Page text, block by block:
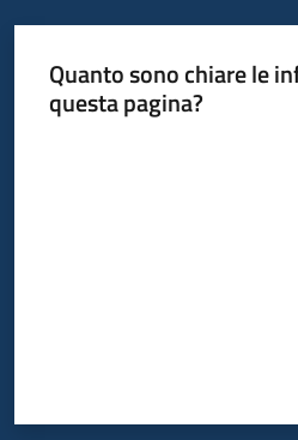
Quanto sono chiare le
questa pagina?